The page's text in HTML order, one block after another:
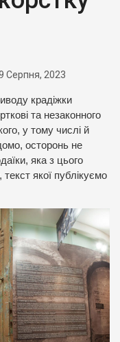
Серпня, 2023
крадіжки
та незаконного
у тому числі й
осторонь не
яка з цього
якої публікуємо